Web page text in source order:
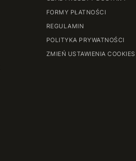
FORMY PŁATNOŚCI
REGULAMIN
POLITYKA PRYWATNOŚCI
ZMIEŃ USTAWIENIA COOKIES